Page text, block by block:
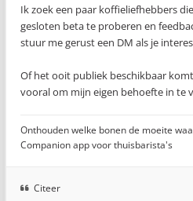
Ik zoek een paar koffieliefhebbers
gesloten beta te proberen en
stuur me gerust een DM als je
Of het ooit publiek beschikbaar
vooral om mijn eigen behoefte in te
Onthouden welke bonen de moeite
Companion app voor thuisbarista's
Citeer